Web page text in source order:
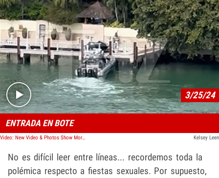
Play video content
3/25/24
ENTRADA EN BOTE
Video: New Video & Photos Show More of Raid on Diddy's Miami Home Kelsey Leen
No es difícil leer entre líneas... recordemos toda la
polémica respecto a fiestas sexuales. Por supuesto,